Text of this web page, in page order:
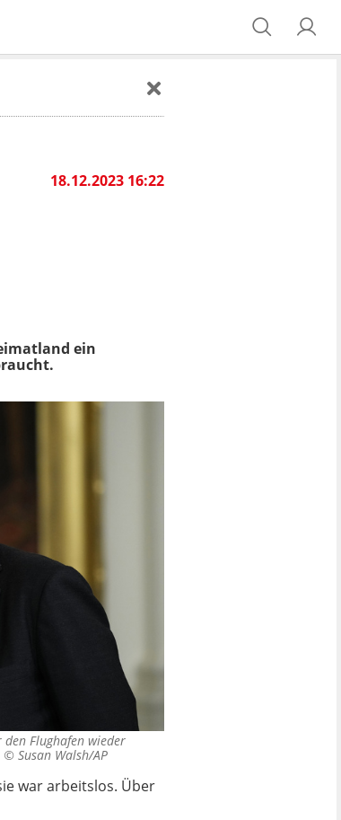
18.12.2023 16:22
ein
Flughafen wieder
© Susan Walsh/AP
war arbeitslos. Über